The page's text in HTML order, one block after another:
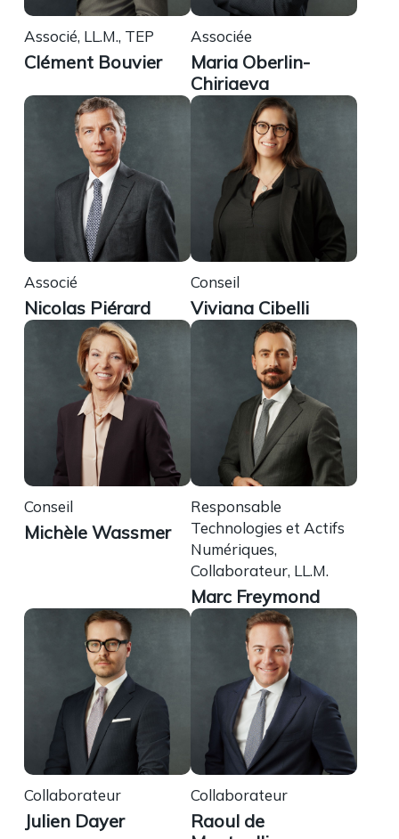
Associé, LL.M., TEP
Clément Bouvier
Associée
Maria Oberlin-
Chiriaeva
Associé
Nicolas Piérard
Conseil
Viviana Cibelli
Conseil
Michèle Wassmer
Responsable
Technologies et Actifs
Numériques,
Collaborateur, LL.M.
Marc Freymond
Collaborateur
Julien Dayer
Collaborateur
Raoul de